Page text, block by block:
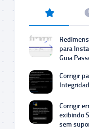
para
Guia
Corrigir
Corrigir
exibindo
sem